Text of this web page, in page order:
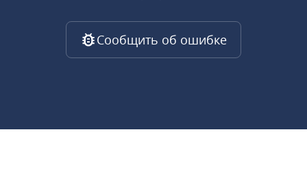
Сообщить об ошибке